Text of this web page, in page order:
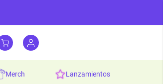
merch lanzamientos